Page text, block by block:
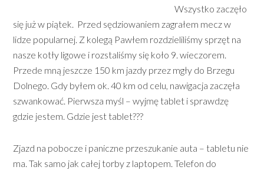
Wszystko zaczęło
się już w piątek. Przed sędziowaniem zagrałem mecz w
lidze popularnej. Z kolegą Pawłem rozdzieliliśmy sprzęt na
nasze kotły ligowe i rozstaliśmy się koło 9. wieczorem.
Przede mną jeszcze 150 km jazdy przez mgły do Brzegu
Dolnego. Gdy byłem ok. 40 km od celu, nawigacja zaczęła
szwankować. Pierwsza myśl – wyjmę tablet i sprawdzę
gdzie jestem. Gdzie jest tablet???
Zjazd na pobocze i paniczne przeszukanie auta – tabletu nie
ma. Tak samo jak całej torby z laptopem. Telefon do